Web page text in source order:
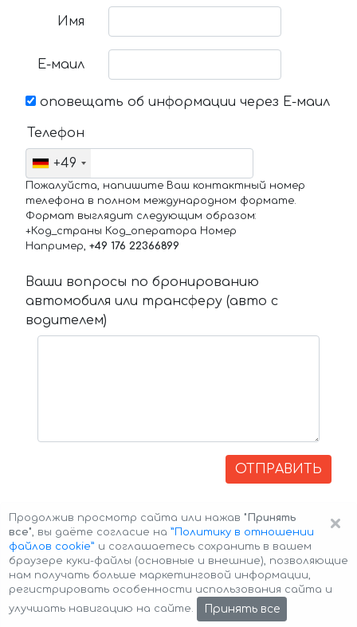
Имя
Е-маил
оповещать об информации через Е-маил
Телефон
+49
Пожалуйста, напишите Ваш контактный номер
телефона в полном международном формате.
Формат выглядит следующим образом:
+Код_страны Код_оператора Номер
Например, +49 176 22366899
Ваши вопросы по бронированию
автомобиля или трансферу (авто с
водителем)
ОТПРАВИТЬ
Авторские права © 2026 Авто-Аренда Cookie Policy
×
Продолжив просмотр сайта или нажав "Принять
все", вы даёте согласие на ”Политику в отношении
файлов cookie” и соглашаетесь сохранить в вашем
браузере куки-файлы (основные и внешние), позволяющие
нам получать больше маркетинговой информации,
регистрировать особенности использования сайта и
улучшать навигацию на сайте.
Принять все